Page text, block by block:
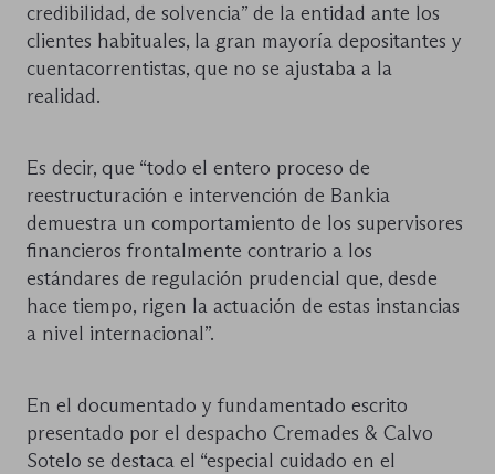
credibilidad, de solvencia” de la entidad ante los
clientes habituales, la gran mayoría depositantes y
cuentacorrentistas, que no se ajustaba a la
realidad.
Es decir, que “todo el entero proceso de
reestructuración e intervención de Bankia
demuestra un comportamiento de los supervisores
financieros frontalmente contrario a los
estándares de regulación prudencial que, desde
hace tiempo, rigen la actuación de estas instancias
a nivel internacional”.
En el documentado y fundamentado escrito
presentado por el despacho Cremades & Calvo
Sotelo se destaca el “especial cuidado en el